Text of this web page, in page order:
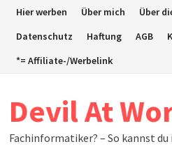
ZumHier werben Über mich Über
Datenschutz
Haftung AGB
*= Affiliate-/Werbelink
Devil At
Fachinformatiker? – So kannst